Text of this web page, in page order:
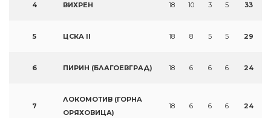
4 ВИХРЕН 18 10 3 5 33
5 ЦСКА II 18 8 5 5 29
6 ПИРИН (БЛАГОЕВГРАД) 18 6 6 6 24
7
ЛОКОМОТИВ (ГОРНА
ОРЯХОВИЦА)
18 6 6 6 24